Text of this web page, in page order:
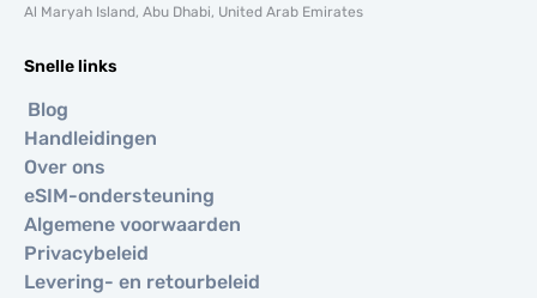
Al Maryah Island, Abu Dhabi, United Arab Emirates
Snelle links
Blog
Handleidingen
Over ons
eSIM-ondersteuning
Algemene voorwaarden
Privacybeleid
Levering- en retourbeleid